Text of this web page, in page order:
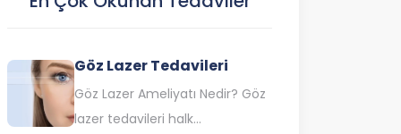
Göz Lazer Tedavileri
Göz Lazer Ameliyatı Nedir? Göz
lazer tedavileri halk